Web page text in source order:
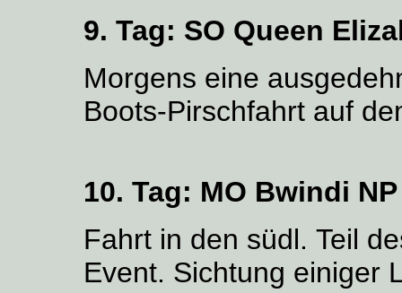
9. Tag: SO Queen
Morgens eine
Boots-Pirschfahrt auf
10. Tag: MO Bwindi NP
Fahrt in den südl. Teil
Event. Sichtung einiger